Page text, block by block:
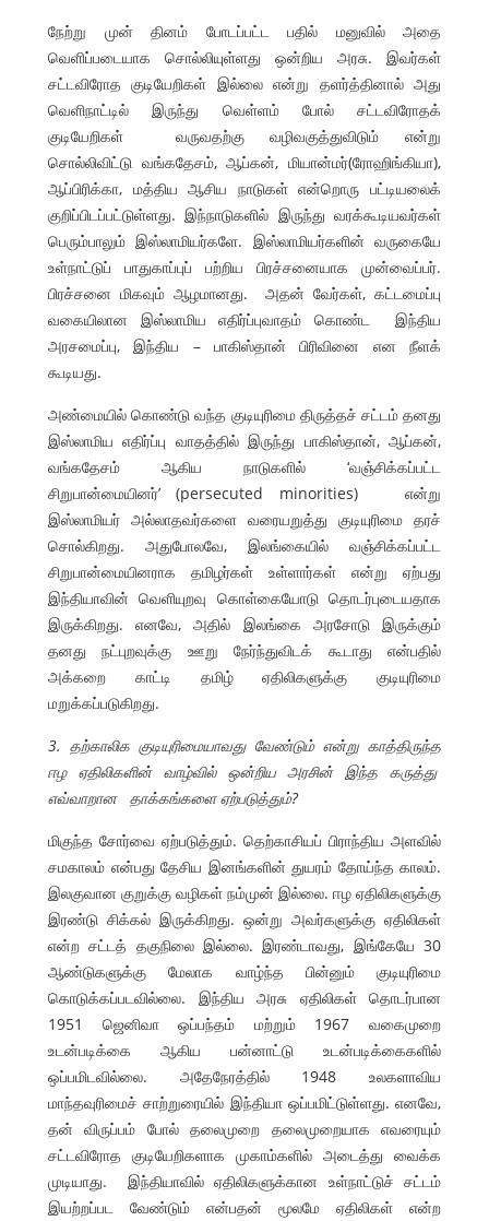
நேற்று முன் தினம் போடப்பட்ட பதில் மனுவில் அதை
வெளிப்படையாக சொல்லியுள்ளது ஒன்றிய அரசு. இவர்கள்
சட்டவிரோத குடியேறிகள் இல்லை என்று தளர்த்தினால் அது
வெளிநாட்டில் இருந்து வெள்ளம் போல் சட்டவிரோதக்
குடியேறிகள் வருவதற்கு வழிவகுத்துவிடும் என்று
சொல்லிவிட்டு வங்கதேசம், ஆப்கன், மியான்மர்(ரோஹிங்கியா),
ஆப்பிரிக்கா, மத்திய ஆசிய நாடுகள் என்றொரு பட்டியலைக்
குறிப்பிடப்பட்டுள்ளது. இந்நாடுகளில் இருந்து வரக்கூடியவர்கள்
பெரும்பாலும் இஸ்லாமியர்களே. இஸ்லாமியர்களின் வருகையே
உள்நாட்டுப் பாதுகாப்புப் பற்றிய பிரச்சனையாக முன்வைப்பர்.
பிரச்சனை மிகவும் ஆழமானது. அதன் வேர்கள், கட்டமைப்பு
வகையிலான இஸ்லாமிய எதிர்ப்புவாதம் கொண்ட இந்திய
அரசமைப்பு, இந்திய – பாகிஸ்தான் பிரிவினை என நீளக்
கூடியது.
அண்மையில் கொண்டு வந்த குடியுரிமை திருத்தச் சட்டம் தனது
இஸ்லாமிய எதிர்ப்பு வாதத்தில் இருந்து பாகிஸ்தான், ஆப்கன்,
வங்கதேசம் ஆகிய நாடுகளில் ‘வஞ்சிக்கப்பட்ட
சிறுபான்மையினர்’ (persecuted minorities) என்று
இஸ்லாமியர் அல்லாதவர்களை வரையறுத்து குடியுரிமை தரச்
சொல்கிறது. அதுபோலவே, இலங்கையில் வஞ்சிக்கப்பட்ட
சிறுபான்மையினராக தமிழர்கள் உள்ளார்கள் என்று ஏற்பது
இந்தியாவின் வெளியுறவு கொள்கையோடு தொடர்புடையதாக
இருக்கிறது. எனவே, அதில் இலங்கை அரசோடு இருக்கும்
தனது நட்புறவுக்கு ஊறு நேர்ந்துவிடக் கூடாது என்பதில்
அக்கறை காட்டி தமிழ் ஏதிலிகளுக்கு குடியுரிமை
மறுக்கப்படுகிறது.
3. தற்காலிக குடியுரிமையாவது வேண்டும் என்று காத்திருந்த
ஈழ ஏதிலிகளின் வாழ்வில் ஒன்றிய அரசின் இந்த கருத்து
எவ்வாறான தாக்கங்களை ஏற்படுத்தும்?
மிகுந்த சோர்வை ஏற்படுத்தும். தெற்காசியப் பிராந்திய அளவில்
சமகாலம் என்பது தேசிய இனங்களின் துயரம் தோய்ந்த காலம்.
இலகுவான குறுக்கு வழிகள் நம்முன் இல்லை. ஈழ ஏதிலிகளுக்கு
இரண்டு சிக்கல் இருக்கிறது. ஒன்று அவர்களுக்கு ஏதிலிகள்
என்ற சட்டத் தகுநிலை இல்லை. இரண்டாவது, இங்கேயே 30
ஆண்டுகளுக்கு மேலாக வாழ்ந்த பின்னும் குடியுரிமை
கொடுக்கப்படவில்லை. இந்திய அரசு ஏதிலிகள் தொடர்பான
1951 ஜெனிவா ஒப்பந்தம் மற்றும் 1967 வகைமுறை
உடன்படிக்கை ஆகிய பன்னாட்டு உடன்படிக்கைகளில்
ஒப்பமிடவில்லை. அதேநேரத்தில் 1948 உலகளாவிய
மாந்தவுரிமைச் சாற்றுரையில் இந்தியா ஒப்பமிட்டுள்ளது. எனவே,
தன் விருப்பம் போல் தலைமுறை தலைமுறையாக எவரையும்
சட்டவிரோத குடியேறிகளாக முகாம்களில் அடைத்து வைக்க
முடியாது. இந்தியாவில் ஏதிலிகளுக்கான உள்நாட்டுச் சட்டம்
இயற்றப்பட வேண்டும் என்பதன் மூலமே ஏதிலிகள் என்ற